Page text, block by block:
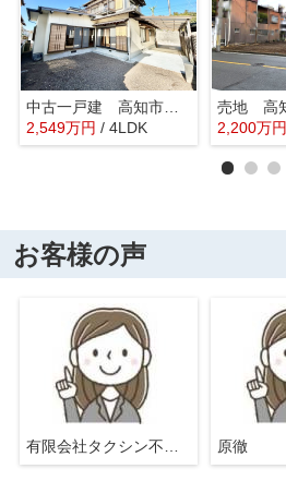
中古一戸建 高知市横浜新町1丁目
2,549万円 / 4LDK
2,200万円
お客様の声
原徹